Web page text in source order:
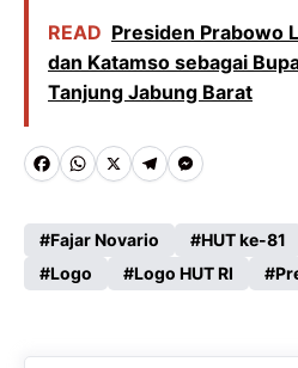
READ Presiden Prabowo
dan Katamso sebagai
Tanjung Jabung Barat
F
c
e
W
a
t
X T
l
e
M
s
s
Fajar Novario HUT ke-81
Logo
Logo HUT RI